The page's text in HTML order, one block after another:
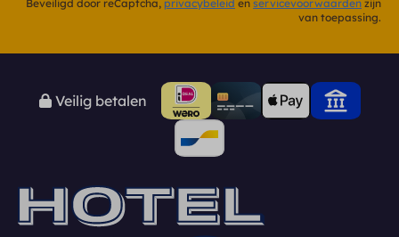
Beveiligd door reCaptcha, privacybeleid en servicevoorwaarden zijn
van toepassing.
Veilig betalen